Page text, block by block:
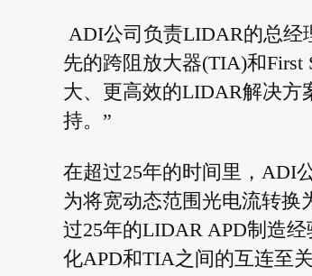
ADI公司负责LIDAR的总经
先的跨阻放大器(TIA)和First
大、更高效的LIDAR解决方
持。”
在超过25年的时间里，ADI
为将宽动态范围光电流转换
过25年的LIDAR APD制造
化APD和TIA之间的互连至